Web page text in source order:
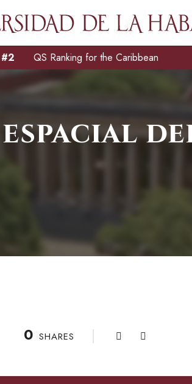
QS Ranking for the Caribbean
#2
espacial
0 SHARES